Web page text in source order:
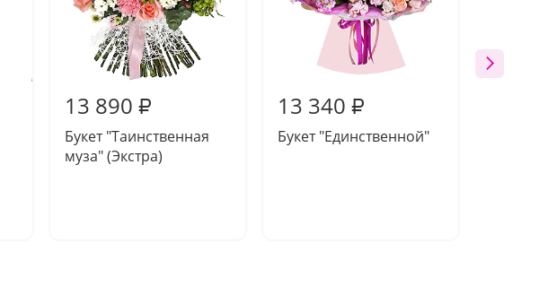
13 890 ₽
Букет "Таинственная
муза" (Экстра)
13 340 ₽
Букет "Единственной"